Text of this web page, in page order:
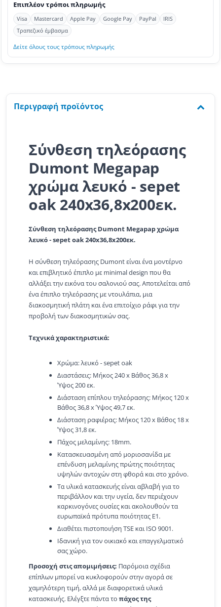
Επιπλέον τρόποι πληρωμής
Visa Mastercard Apple Pay Google Pay PayPal
IRIS
Τραπεζικό έμβασμα
Δείτε όλους τους τρόπους πληρωμής
Περιγραφή προϊόντος
Σύνθεση τηλεόρασης
Dumont Megapap
χρώμα λευκό - sepet
oak 240x36,8x200εκ.
Σύνθεση τηλεόρασης Dumont Megapap χρώμα
λευκό - sepet oak 240x36,8x200εκ.
Η σύνθεση τηλεόρασης Dumont είναι ένα μοντέρνο
και επιβλητικό έπιπλο με minimal design που θα
αλλάξει την εικόνα του σαλονιού σας. Αποτελείται από
ένα έπιπλο τηλεόρασης με ντουλάπια, μια
διακοσμητική πλάτη και ένα επιτοίχιο ράφι για την
προβολή των διακοσμητικών σας.
Τεχνικά χαρακτηριστικά:
Χρώμα: λευκό - sepet oak
Διαστάσεις: Μήκος 240 x Βάθος 36,8 x
Ύψος 200 εκ.
Διάσταση επίπλου τηλεόρασης: Μήκος 120 x
Βάθος 36,8 x Ύψος 49,7 εκ.
Διάσταση ραφιέρας: Μήκος 120 x Βάθος 18 x
Ύψος 31,8 εκ.
Πάχος μελαμίνης: 18mm.
Κατασκευασμένη από μοριοσανίδα με
επένδυση μελαμίνης πρώτης ποιότητας
υψηλών αντοχών στη φθορά και στο χρόνο.
Τα υλικά κατασκευής είναι αβλαβή για το
περιβάλλον και την υγεία, δεν περιέχουν
καρκινογόνες ουσίες και ακολουθούν τα
ευρωπαϊκά πρότυπα ποιότητας Ε1.
Διαθέτει πιστοποιήση TSE και ISO 9001.
Ιδανική για τον οικιακό και επαγγελματικό
σας χώρο.
Προσοχή στις απομιμήσεις: Παρόμοια σχέδια
επίπλων μπορεί να κυκλοφορούν στην αγορά σε
χαμηλότερη τιμή, αλλά με διαφορετικά υλικά
κατασκευής. Ελέγξτε πάντα το πάχος της